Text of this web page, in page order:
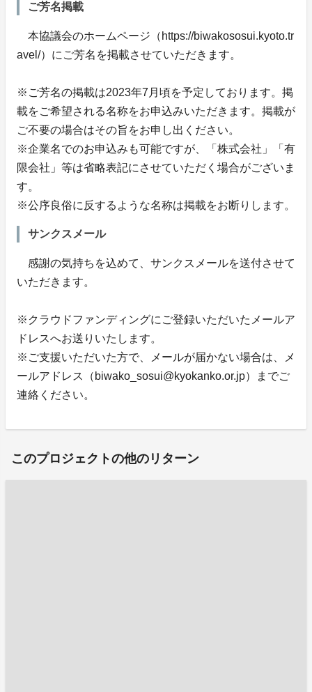
ご芳名掲載
本協議会のホームページ（https://biwakososui.kyoto.tr
avel/）にご芳名を掲載させていただきます。
※ご芳名の掲載は2023年7月頃を予定しております。掲
載をご希望される名称をお申込みいただきます。掲載が
ご不要の場合はその旨をお申し出ください。
※企業名でのお申込みも可能ですが、「株式会社」「有
限会社」等は省略表記にさせていただく場合がございま
す。
※公序良俗に反するような名称は掲載をお断りします。
サンクスメール
感謝の気持ちを込めて、サンクスメールを送付させて
いただきます。
※クラウドファンディングにご登録いただいたメールア
ドレスへお送りいたします。
※ご支援いただいた方で、メールが届かない場合は、メ
ールアドレス（biwako_sosui@kyokanko.or.jp）までご
連絡ください。
このプロジェクトの他のリターン